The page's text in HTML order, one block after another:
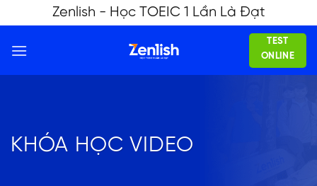
to
content
Zenlish - Học TOEIC 1 Lần Là Đạt
TEST
ONLINE
KHÓA HỌC VIDEO